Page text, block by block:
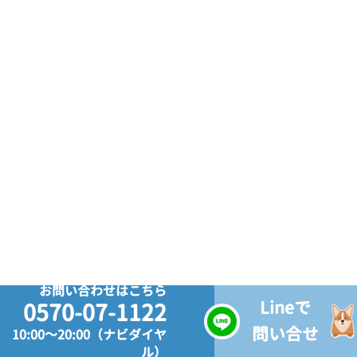
お問い合わせはこちら
0570-07-1122
10:00～20:00（ナビダイヤ
ル）
Lineで
問い合せ